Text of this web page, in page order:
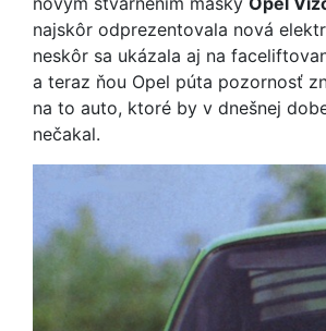
najskôr odprezentovala nová
neskôr sa ukázala aj na
a teraz ňou Opel púta pozornosť
na to auto, ktoré by v dnešnej
nečakal.